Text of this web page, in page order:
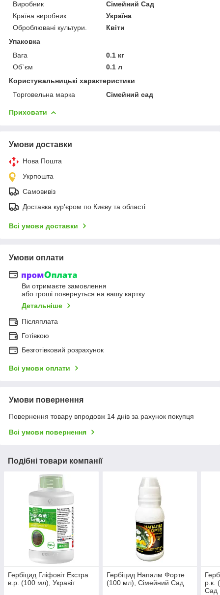
Виробник
Сімейний Сад
Країна виробник
Україна
Оброблювані культури.
Квіти
Упаковка
Вага
0.1 кг
Об`єм
0.1 л
Користувальницькі характеристики
Торговельна марка
Сімейний сад
Приховати
Умови доставки
Нова Пошта
Укрпошта
Самовивіз
Доставка кур'єром по Києву та області
Всі умови доставки
Умови оплати
Ви отримаєте замовлення
або гроші повернуться на вашу картку
Детальніше
Післяплата
Готівкою
Безготівковий розрахунок
Всі умови оплати
Умови повернення
Повернення товару впродовж 14 днів за рахунок покупця
Всі умови повернення
Подібні товари компанії
Гербіцид Гліфовіт Екстра
в.р. (100 мл), Укравіт
Гербіцид Напалм Форте
(100 мл), Сімейний Сад
р.к.
Сад